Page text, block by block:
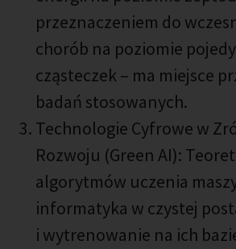
przeznaczeniem do
chorób na poziomie
cząsteczek – ma miejsce
badań stosowanych.
Technologie Cyfrowe w
Rozwoju (Green AI):
algorytmów uczenia
informatyka w czystej
i wytrenowanie na ich